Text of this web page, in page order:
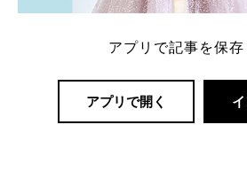
アプリで記事を保存
アプリで開く